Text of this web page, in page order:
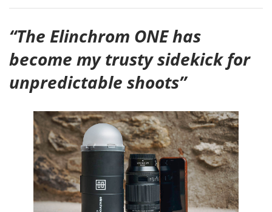
“The Elinchrom ONE has
become my trusty sidekick for
unpredictable shoots”